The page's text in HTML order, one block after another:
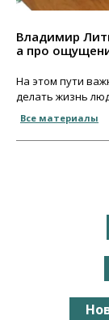
Владимир
а про
На этом пути
делать жизнь
Все материалы